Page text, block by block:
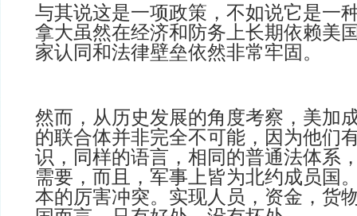
与其说这是一项政策，不如说它是一
拿大虽然在经济和防务上长期依赖美
家认同和法律壁垒依然非常牢固。
然而，从历史发展的角度考察，美加
的联合体并非完全不可能，因为他们
识，同样的语言，相同的普通法体系
需要，而且，军事上皆为北约成员国
本的厉害冲突。实现人员，资金，货